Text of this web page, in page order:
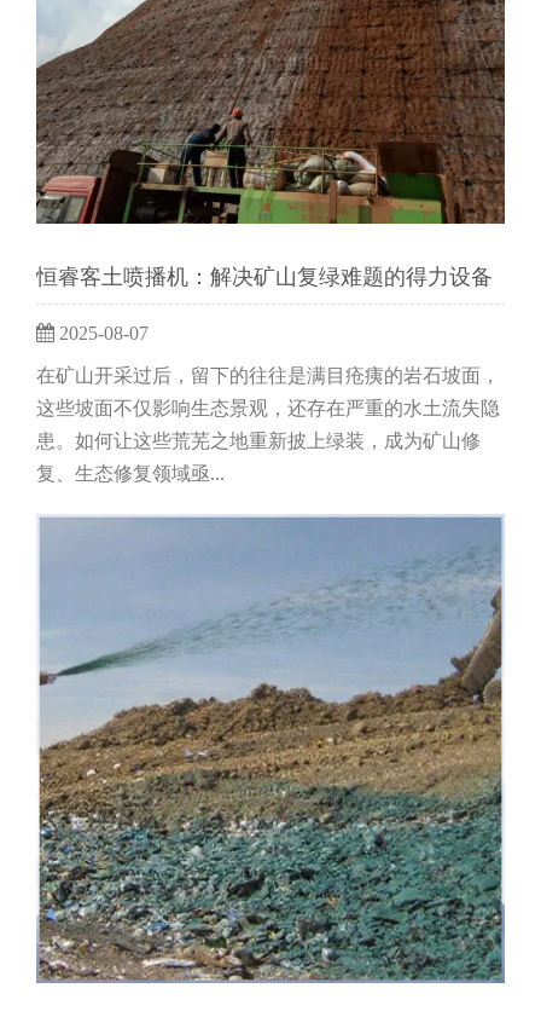
恒睿客土喷播机：解决矿山复绿难题的得力设备
2025-08-07
在矿山开采过后，留下的往往是满目疮痍的岩石坡面，
这些坡面不仅影响生态景观，还存在严重的水土流失隐
患。如何让这些荒芜之地重新披上绿装，成为矿山修
复、生态修复领域亟...